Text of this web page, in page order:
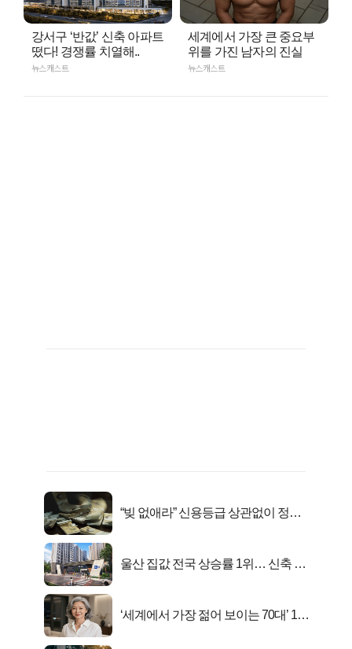
강서구 ‘반값’ 신축 아파트
떴다! 경쟁률 치열해..
뉴스캐스트
세계에서 가장 큰 중요부
위를 가진 남자의 진실
뉴스캐스트
“빚 없애라” 신용등급 상관없이 정부
울산 집값 전국 상승률 1위… 신축 지
‘세계에서 가장 젊어 보이는 70대’ 1위